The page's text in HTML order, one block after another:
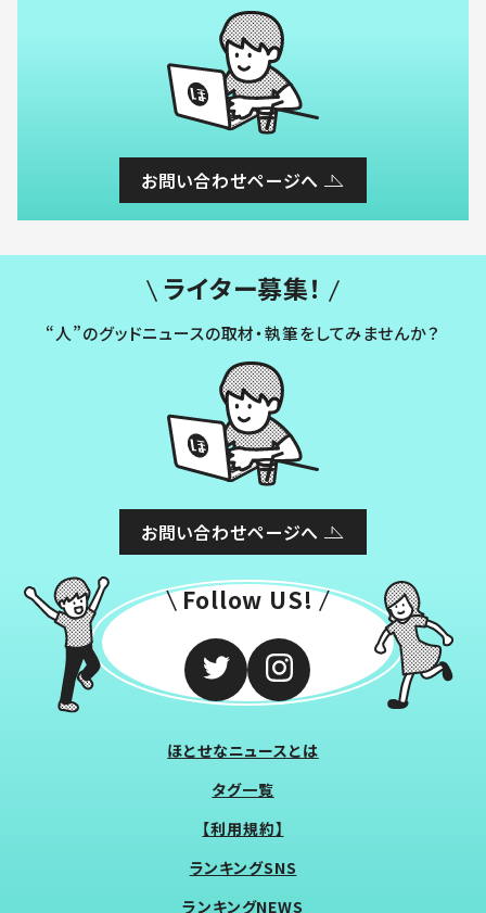
お問い合わせページへ
ライター募集！
“人”のグッドニュースの取材・執筆をしてみませんか？
お問い合わせページへ
Follow US!
ほとせなニュースとは
タグ一覧
【利用規約】
ランキングSNS
ランキングNEWS